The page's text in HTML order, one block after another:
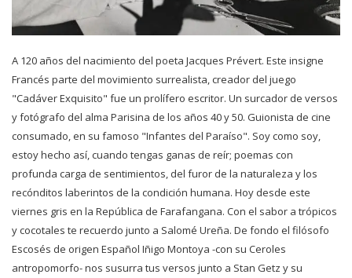
A 120 años del nacimiento del poeta Jacques Prévert. Este insigne
Francés parte del movimiento surrealista, creador del juego
"Cadáver Exquisito" fue un prolífero escritor. Un surcador de versos
y fotógrafo del alma Parisina de los años 40 y 50. Guionista de cine
consumado, en su famoso "Infantes del Paraíso". Soy como soy,
estoy hecho así, cuando tengas ganas de reír; poemas con
profunda carga de sentimientos, del furor de la naturaleza y los
recónditos laberintos de la condición humana. Hoy desde este
viernes gris en la República de Farafangana. Con el sabor a trópicos
y cocotales te recuerdo junto a Salomé Ureña. De fondo el filósofo
Escosés de origen Español Iñigo Montoya -con su Ceroles
antropomorfo- nos susurra tus versos junto a Stan Getz y su